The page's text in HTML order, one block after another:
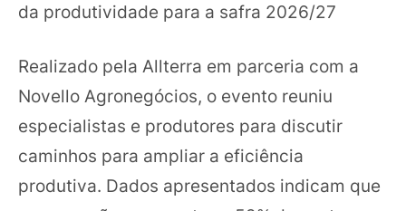
da produtividade para a safra 2026/27
Realizado pela Allterra em parceria com a
Novello Agronegócios, o evento reuniu
especialistas e produtores para discutir
caminhos para ampliar a eficiência
produtiva. Dados apresentados indicam que